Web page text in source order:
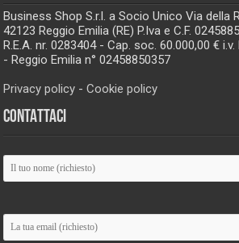
Business Shop S.r.l. a Socio Unico Via della
42123 Reggio Emilia (RE) P.Iva e C.F.
R.E.A. nr. 0283404 - Cap. soc. 60.000,00 €
- Reggio Emilia n° 02458850357
Privacy policy -Cookie policy
CONTATTACI